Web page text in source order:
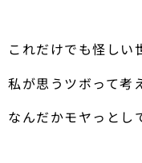
これだけでも怪し
私が思うツボって考
なんだかモヤっとし